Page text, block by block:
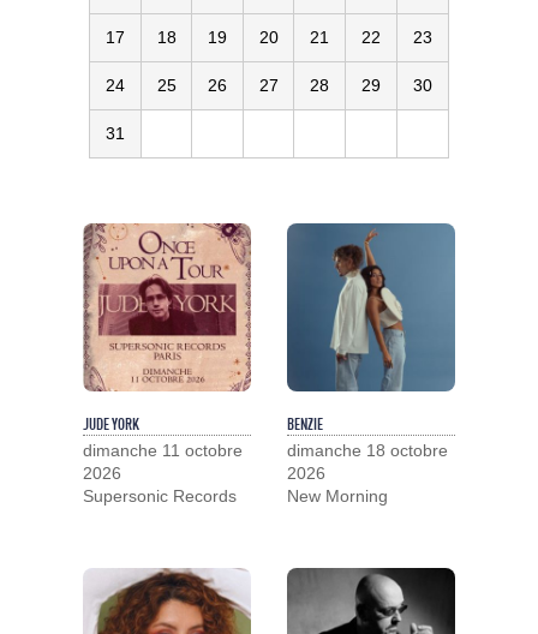
17 18 19 20 21 22 23
24 25 26 27 28 29 30
31
JUDE YORK
dimanche 11 octobre
2026
Supersonic Records
BENZIE
dimanche 18 octobre
2026
New Morning